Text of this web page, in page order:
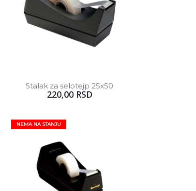
Stalak za selotejp 25x50
220,00 RSD
NEMA NA STANJU